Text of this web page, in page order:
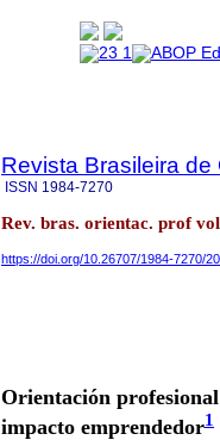
Revista Brasileira de
ISSN 1984-7270
Rev. bras. orientac. prof
https://doi.org/10.26707/1984-7270/
Orientación
impacto emprendedor1